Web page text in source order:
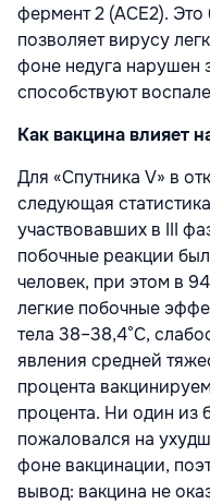
фермент 2 (ACE2).
позволяет вирусу
фоне недуга нарушен
способствуют
Как вакцина влияет
Для «Спутника V» в
следующая
участвовавших в III
побочные реакции
человек, при этом в
легкие побочные
тела 38–38,4°С,
явления средней
процента
процента. Ни один из
пожаловался на
фоне вакцинации,
вывод: вакцина не